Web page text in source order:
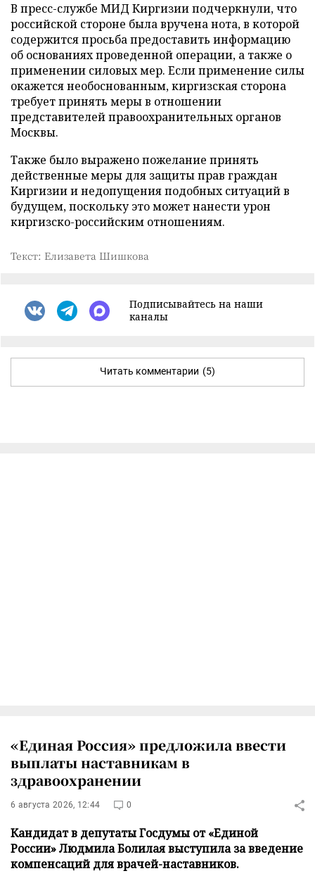
В пресс-службе МИД Киргизии подчеркнули, что
российской стороне была вручена нота, в которой
содержится просьба предоставить информацию
об основаниях проведенной операции, а также о
применении силовых мер. Если применение силы
окажется необоснованным, киргизская сторона
требует принять меры в отношении
представителей правоохранительных органов
Москвы.
Также было выражено пожелание принять
действенные меры для защиты прав граждан
Киргизии и недопущения подобных ситуаций в
будущем, поскольку это может нанести урон
киргизско-российским отношениям.
Текст: Елизавета Шишкова
Подписывайтесь на наши
каналы
Читать комментарии (5)
«Единая Россия» предложила ввести
выплаты наставникам в
здравоохранении
6 августа 2026, 12:44 0
Кандидат в депутаты Госдумы от «Единой
России» Людмила Болилая выступила за введение
компенсаций для врачей-наставников.